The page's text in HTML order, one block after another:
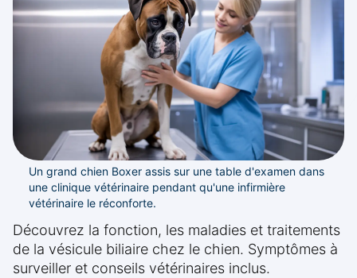
Un grand chien Boxer assis sur une table d'examen dans
une clinique vétérinaire pendant qu'une infirmière
vétérinaire le réconforte.
Découvrez la fonction, les maladies et traitements
de la vésicule biliaire chez le chien. Symptômes à
surveiller et conseils vétérinaires inclus.